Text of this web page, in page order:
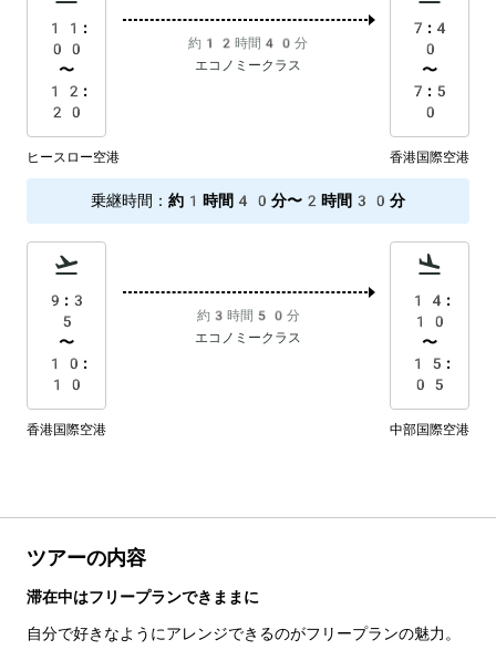
11:
00
〜
12:
20
約12時間40分
エコノミークラス
7:4
0
〜
7:5
0
ヒースロー空港 香港国際空港
乗継時間 ： 約1時間40分〜2時間30分
9:3
5
〜
10:
10
約3時間50分
エコノミークラス
14:
10
〜
15:
05
香港国際空港 中部国際空港
ツアーの内容
滞在中はフリープランできままに
自分で好きなようにアレンジできるのがフリープランの魅力。